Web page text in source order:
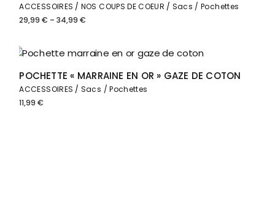
ACCESSOIRES NOS COUPS DE COEUR
Sacs / Pochettes
29,99€ –34,99€
Plage
29,99 €
à
34,99 €
POCHETTE « MARRAINE EN OR » GAZE DE COTON
ACCESSOIRES
Sacs / Pochettes
11,99€